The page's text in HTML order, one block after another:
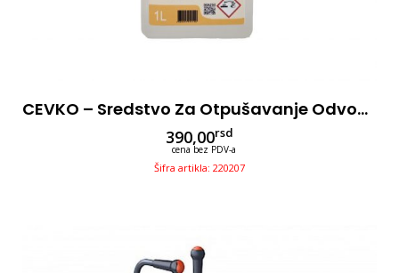
CEVKO – Sredstvo Za Otpušavanje Odvoda 1L
390,00rsd
cena bez PDV-a
Šifra artikla: 220207